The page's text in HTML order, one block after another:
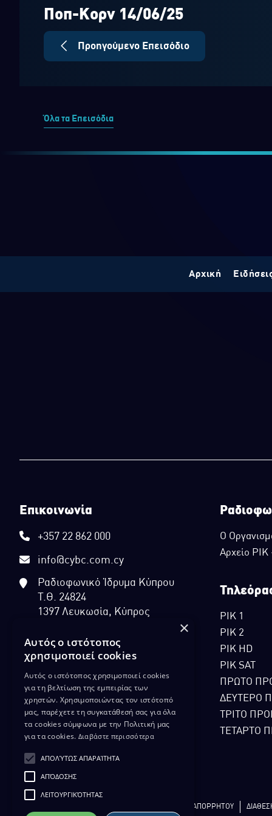
Ποπ-Κορν 14/06/25
Προηγούμενο Επεισόδιο
Όλα τα Επεισόδια
Αρχική
Επικοινωνία
+357 22 862 000
info@cybc.com.cy
Ραδιοφωνικό Ίδρυμα Κύπρου
Τ.Θ. 24824
1397 Λευκωσία, Κύπρος
Ο
Αρχείο
ΡΙΚ 1
ΡΙΚ 2
ΡΙΚ HD
ΡΙΚ SAT
ΠΡΩΤΟ
ΔΕΥΤΕΡΟ
ΤΡΙΤΟ
ΤΕΤΑΡΤΟ
ΠΟΛΙΤΙΚΗ ΑΠΟΡΡΗΤΟΥ
×
Αυτός ο ιστότοπος
χρησιμοποιεί cookies
Αυτός ο ιστότοπος χρησιμοποιεί cookies
για τη βελτίωση της εμπειρίας των
χρηστών. Χρησιμοποιώντας τον ιστότοπό
μας, παρέχετε τη συγκατάθεσή σας για όλα
τα cookies σύμφωνα με την Πολιτική μας
για τα cookies. Διαβάστε περισσότερα
ΑΠΟΛΎΤΩΣ ΑΠΑΡΑΊΤΗΤΑ
ΑΠΌΔΟΣΗΣ
ΛΕΙΤΟΥΡΓΙΚΌΤΗΤΑΣ